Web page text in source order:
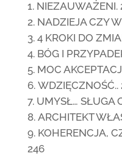
NIEZAUWAŻENI.
NADZIEJA CZY
4 KROKI DO
BÓG I
MOC
WDZIĘCZNOŚĆ..
UMYSŁ… SŁUGA
ARCHITEKT
KOHERENCJA,
246